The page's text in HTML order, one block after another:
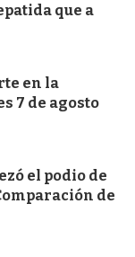
que a
en la
7 de agosto
el podio de
de